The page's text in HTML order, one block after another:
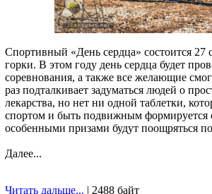
Спортивный «День сердца» состоится 27
горки. В этом году день сердца будет
соревнования, а также все желающие
раз подталкивает задуматься людей о
лекарства, но нет ни одной таблетки,
спортом и быть подвижным формируется
особенными призами будут поощряться
Далее...
Читать дальше... | 2488 байт